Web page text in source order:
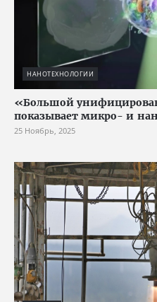
НАНОТЕХНОЛОГИИ
«Большой
показывает микро- и
25 Ноябрь, 2025